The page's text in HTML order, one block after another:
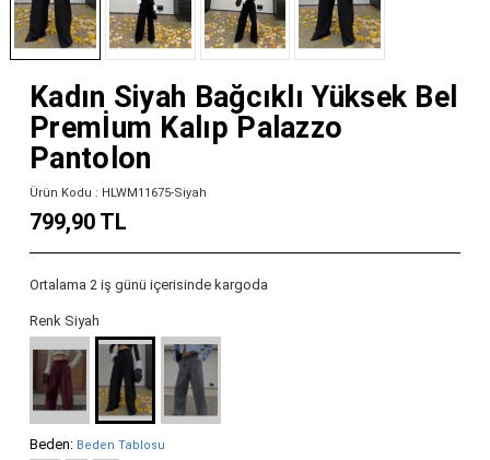
Kadın Siyah Bağcıklı Yüksek Bel
Premİum Kalıp Palazzo
Pantolon
Ürün Kodu : HLWM11675-Siyah
799,90 TL
Ortalama 2 iş günü içerisinde kargoda
Renk Siyah
Beden: Beden Tablosu